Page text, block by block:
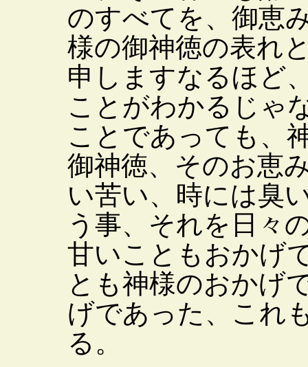
のすべてを、御恵
様の御神徳の表れ
申しますなるほど
ことがわかるじゃ
ことであっても、
御神徳、そのお恵
い苦い、時には臭
う事、それを日々
甘いこともおかげ
とも神様のおかげ
げであった、これ
る。